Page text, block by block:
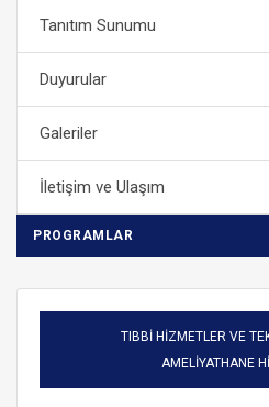
Tanıtım Sunumu
Duyurular
Galeriler
İletişim ve Ulaşım
PROGRAMLAR
TIBBİ HİZMETLER VE
AMELİYATHANE